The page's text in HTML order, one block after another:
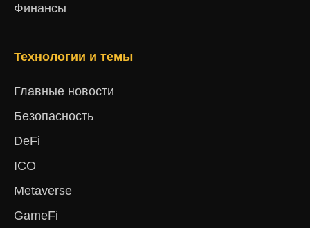
Финансы
Технологии и темы
Главные новости
Безопасность
DeFi
ICO
Metaverse
GameFi